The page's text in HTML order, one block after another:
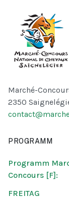
Marché-
2350
PROGRAMM
Programm
Concours [F]:
FREITAG